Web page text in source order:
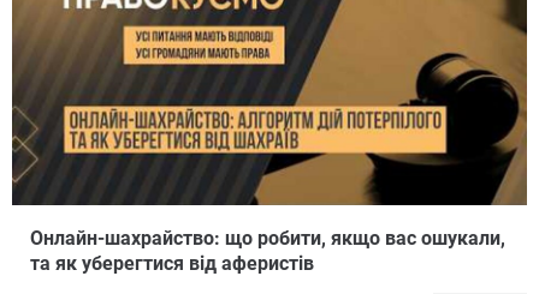
Онлайн-шахрайство: що робити, якщо вас ошукали,
та як уберегтися від аферистів